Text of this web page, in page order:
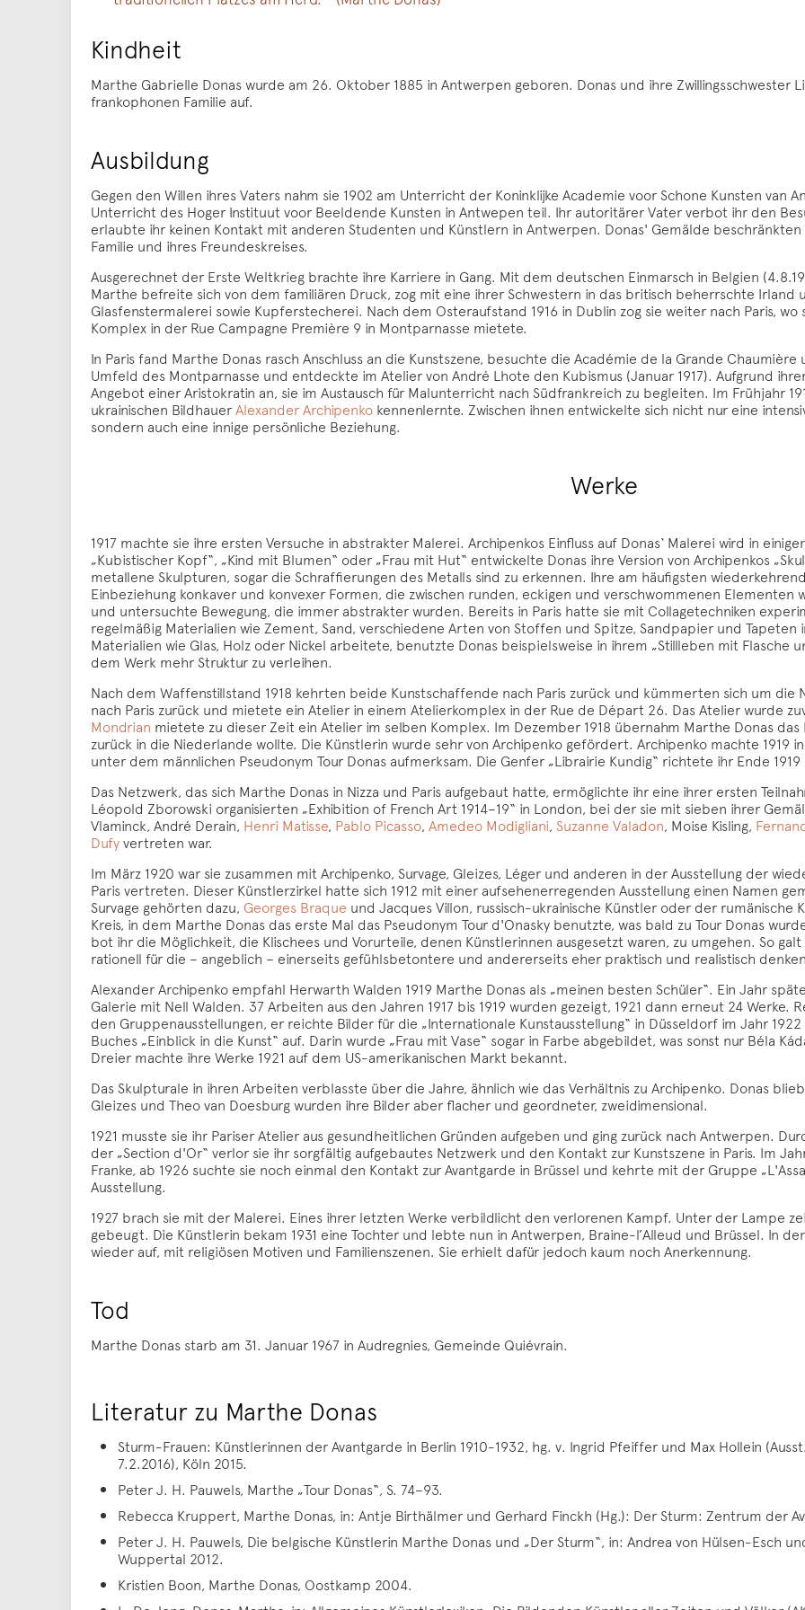
Kindheit
Marthe Gabrielle Donas wurde am 26. Oktober 1885 in Antwerpen geboren. Donas und ihre Zwillingsschwester
frankophonen Familie auf.
Ausbildung
Gegen den Willen ihres Vaters nahm sie 1902 am Unterricht der Koninklijke Academie voor Schone Kunsten van
Unterricht des Hoger Instituut voor Beeldende Kunsten in Antwepen teil. Ihr autoritärer Vater verbot ihr den
erlaubte ihr keinen Kontakt mit anderen Studenten und Künstlern in Antwerpen. Donas' Gemälde
Familie und ihres Freundeskreises.
Ausgerechnet der Erste Weltkrieg brachte ihre Karriere in Gang. Mit dem deutschen Einmarsch in Belgien
Marthe befreite sich von dem familiären Druck, zog mit eine ihrer Schwestern in das britisch beherrschte Irland
Glasfenstermalerei sowie Kupferstecherei. Nach dem Osteraufstand 1916 in Dublin zog sie weiter nach Paris,
Komplex in der Rue Campagne Première 9 in Montparnasse mietete.
In Paris fand Marthe Donas rasch Anschluss an die Kunstszene, besuchte die Académie de la Grande
Umfeld des Montparnasse und entdeckte im Atelier von André Lhote den Kubismus (Januar 1917). Aufgrund
Angebot einer Aristokratin an, sie im Austausch für Malunterricht nach Südfrankreich zu begleiten. Im Frühjahr
ukrainischen BildhauerAlexander Archipenkokennenlernte. Zwischen ihnen entwickelte sich nicht nur eine
sondern auch eine innige persönliche Beziehung.
Werke
1917 machte sie ihre ersten Versuche in abstrakter Malerei. Archipenkos Einfluss auf Donas‘ Malerei wird in
„Kubistischer Kopf“, „Kind mit Blumen“ oder „Frau mit Hut“ entwickelte Donas ihre Version von Archipenkos
metallene Skulpturen, sogar die Schraffierungen des Metalls sind zu erkennen. Ihre am häufigsten
Einbeziehung konkaver und konvexer Formen, die zwischen runden, eckigen und verschwommenen
und untersuchte Bewegung, die immer abstrakter wurden. Bereits in Paris hatte sie mit Collagetechniken
regelmäßig Materialien wie Zement, Sand, verschiedene Arten von Stoffen und Spitze, Sandpapier und
Materialien wie Glas, Holz oder Nickel arbeitete, benutzte Donas beispielsweise in ihrem „Stillleben mit Flasche
dem Werk mehr Struktur zu verleihen.
Nach dem Waffenstillstand 1918 kehrten beide Kunstschaffende nach Paris zurück und kümmerten sich um
nach Paris zurück und mietete ein Atelier in einem Atelierkomplex in der Rue de Départ 26. Das Atelier wurde
Mondrian mietete zu dieser Zeit ein Atelier im selben Komplex. Im Dezember 1918 übernahm Marthe Donas
zurück in die Niederlande wollte. Die Künstlerin wurde sehr von Archipenko gefördert. Archipenko machte 1919
unter dem männlichen Pseudonym Tour Donas aufmerksam. Die Genfer „Librairie Kundig“ richtete ihr Ende
Das Netzwerk, das sich Marthe Donas in Nizza und Paris aufgebaut hatte, ermöglichte ihr eine ihrer ersten
Léopold Zborowski organisierten „Exhibition of French Art 1914–19“ in London, bei der sie mit sieben ihrer
Vlaminck, André Derain, Henri Matisse, Pablo Picasso, Amedeo Modigliani, Suzanne Valadon, Moise Kisling,
Dufyvertreten war.
Im März 1920 war sie zusammen mit Archipenko, Survage, Gleizes, Léger und anderen in der Ausstellung der
Paris vertreten. Dieser Künstlerzirkel hatte sich 1912 mit einer aufsehenerregenden Ausstellung einen Namen
Survage gehörten dazu, Georges Braque und Jacques Villon, russisch-ukrainische Künstler oder der rumänische
Kreis, in dem Marthe Donas das erste Mal das Pseudonym Tour d'Onasky benutzte, was bald zu Tour Donas
bot ihr die Möglichkeit, die Klischees und Vorurteile, denen Künstlerinnen ausgesetzt waren, zu umgehen. So
rationell für die – angeblich – einerseits gefühlsbetontere und andererseits eher praktisch und realistisch
Alexander Archipenko empfahl Herwarth Walden 1919 Marthe Donas als „meinen besten Schüler“. Ein Jahr
Galerie mit Nell Walden. 37 Arbeiten aus den Jahren 1917 bis 1919 wurden gezeigt, 1921 dann erneut 24 Werke.
den Gruppenausstellungen, er reichte Bilder für die „Internationale Kunstausstellung“ in Düsseldorf im Jahr
Buches „Einblick in die Kunst“ auf. Darin wurde „Frau mit Vase“ sogar in Farbe abgebildet, was sonst nur Béla
Dreier machte ihre Werke 1921 auf dem US-amerikanischen Markt bekannt.
Das Skulpturale in ihren Arbeiten verblasste über die Jahre, ähnlich wie das Verhältnis zu Archipenko. Donas
Gleizes und Theo van Doesburg wurden ihre Bilder aber flacher und geordneter, zweidimensional.
1921 musste sie ihr Pariser Atelier aus gesundheitlichen Gründen aufgeben und ging zurück nach Antwerpen.
der „Section d'Or“ verlor sie ihr sorgfältig aufgebautes Netzwerk und den Kontakt zur Kunstszene in Paris. Im
Franke, ab 1926 suchte sie noch einmal den Kontakt zur Avantgarde in Brüssel und kehrte mit der Gruppe
Ausstellung.
1927 brach sie mit der Malerei. Eines ihrer letzten Werke verbildlicht den verlorenen Kampf. Unter der Lampe
gebeugt. Die Künstlerin bekam 1931 eine Tochter und lebte nun in Antwerpen, Braine-l’Alleud und Brüssel. In
wieder auf, mit religiösen Motiven und Familienszenen. Sie erhielt dafür jedoch kaum noch Anerkennung.
Tod
Marthe Donas starb am 31. Januar 1967 in Audregnies, Gemeinde Quiévrain.
Literatur zu Marthe Donas
Sturm-Frauen: Künstlerinnen der Avantgarde in Berlin 1910-1932, hg. v. Ingrid Pfeiffer und Max Hollein
7.2.2016), Köln 2015.
Peter J. H. Pauwels, Marthe „Tour Donas“, S. 74–93.
Rebecca Kruppert, Marthe Donas, in: Antje Birthälmer und Gerhard Finckh (Hg.): Der Sturm: Zentrum der
Peter J. H. Pauwels, Die belgische Künstlerin Marthe Donas und „Der Sturm“, in: Andrea von Hülsen-Esch
Wuppertal 2012.
Kristien Boon, Marthe Donas, Oostkamp 2004.